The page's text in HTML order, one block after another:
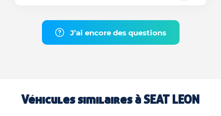
J’ai encore des questions
Véhicules similaires àSEAT LEON